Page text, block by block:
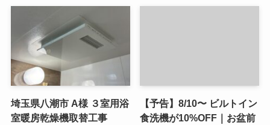
埼玉県八潮市 A様 ３室用浴
室暖房乾燥機取替工事
【予告】8/10〜 ビルトイン
食洗機が10%OFF｜お盆前